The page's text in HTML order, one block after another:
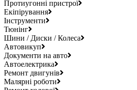
Протиугонні пристрої
Екіпірування
Інструменти
Тюнінг
Шини / Диски / Колеса
Автовикуп
Документи на авто
Автоелектрика
Ремонт двигунів
Малярні роботи